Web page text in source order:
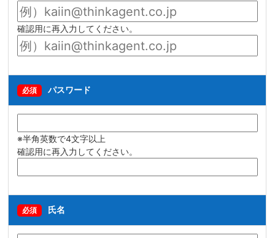
確認用に再入力してください。
必須 パスワード
※半角英数で4文字以上
確認用に再入力してください。
必須 氏名